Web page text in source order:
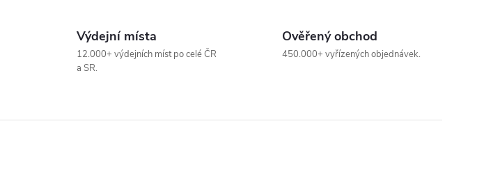
Výdejní místa
12.000+ výdejních míst po celé ČR
a SR.
Ověřený obchod
450.000+ vyřízených objednávek.